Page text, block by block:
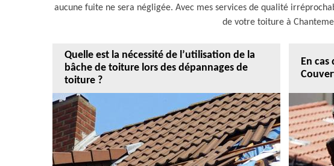
aucune fuite ne sera négligée. Avec mes services de qualité
de votre toiture à
Quelle est la nécessité de l’utilisation de la
bâche de toiture lors des dépannages de
toiture ?
En